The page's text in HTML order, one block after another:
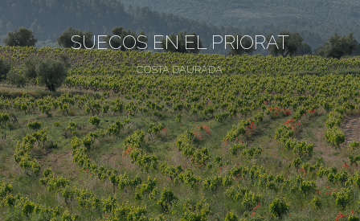
SUECOS EN EL PRIORAT
COSTA DAURADA